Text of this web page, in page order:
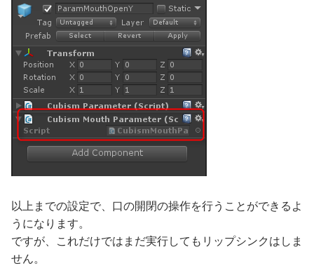
以上までの設定で、口の開閉の操作を行うことができるよ
うになります。
ですが、これだけではまだ実行してもリップシンクはしま
せん。